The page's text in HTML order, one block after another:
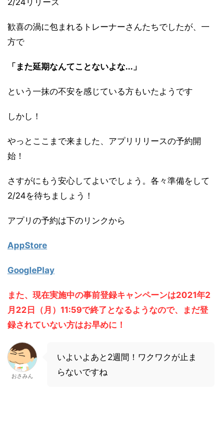
歓喜の渦に包まれるトレーナーさんたちでしたが、一
方で
「また延期なんてことないよな...」
という一抹の不安を感じている方もいたようです
しかし！
やっとここまで来ました、アプリリリースの予約開
始！
さすがにもう安心してよいでしょう。各々準備をして
2/24を待ちましょう！
アプリの予約は下のリンクから
AppStore
GooglePlay
また、現在実施中の事前登録キャンペーンは2021年2
月22日（月）11:59で終了となるようなので、まだ登
録されていない方はお早めに！
おさみん
いよいよあと2週間！ワクワクが止ま
らないですね